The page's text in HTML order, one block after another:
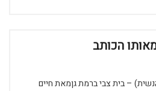
הכותב
– בית צבי ברמת גןמאת חיים